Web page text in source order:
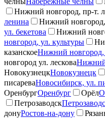
Нижний новгород, пр-т.
ленина
Нижний новгород,
ул. бекетова
Нижний
новгород, ул. культуры
казанскоеНижний новгород,
новгород ул. лесковаНижний
НовокузнецкНовокузнецк
писареваНовосибирск, ул.
ОренбургОренбург Орёл
Петрозаводск
донуРостов-на-дону